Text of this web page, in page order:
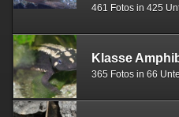
461 Fotos in 425
Klasse
365 Fotos in 66